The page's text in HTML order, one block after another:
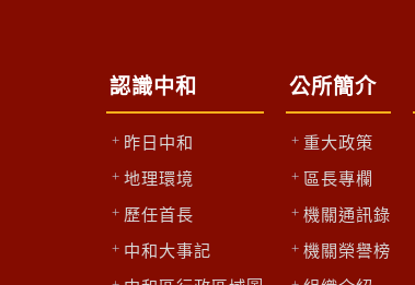
認識中和
昨日中和
地理環境
歷任首長
中和大事記
公所簡介
重大政策
區長專欄
機關通訊錄
機關榮譽榜